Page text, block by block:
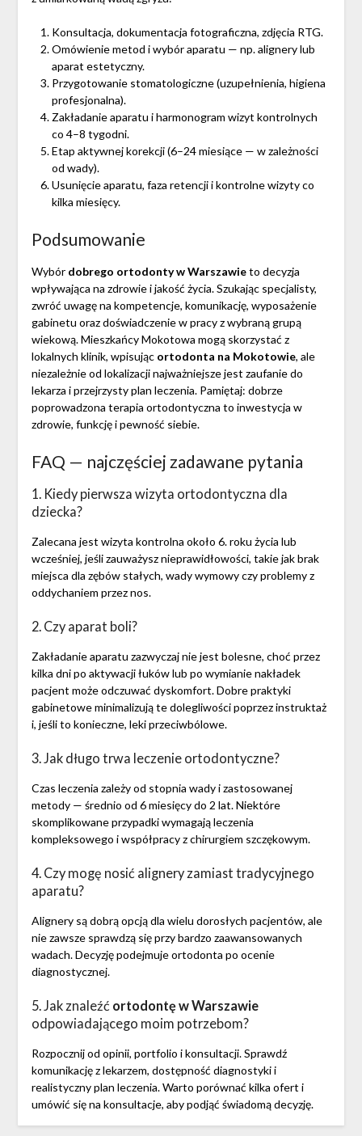
Konsultacja, dokumentacja fotograficzna, zdjęcia RTG.
Omówienie metod i wybór aparatu — np. alignery lub
aparat estetyczny.
Przygotowanie stomatologiczne (uzupełnienia, higiena
profesjonalna).
Zakładanie aparatu i harmonogram wizyt kontrolnych
co 4–8 tygodni.
Etap aktywnej korekcji (6–24 miesiące — w zależności
od wady).
Usunięcie aparatu, faza retencji i kontrolne wizyty co
kilka miesięcy.
Podsumowanie
Wybór dobrego ortodonty w Warszawieto decyzja
wpływająca na zdrowie i jakość życia. Szukając specjalisty,
zwróć uwagę na kompetencje, komunikację, wyposażenie
gabinetu oraz doświadczenie w pracy z wybraną grupą
wiekową. Mieszkańcy Mokotowa mogą skorzystać z
lokalnych klinik, wpisując ortodonta na Mokotowie, ale
niezależnie od lokalizacji najważniejsze jest zaufanie do
lekarza i przejrzysty plan leczenia. Pamiętaj: dobrze
poprowadzona terapia ortodontyczna to inwestycja w
zdrowie, funkcję i pewność siebie.
FAQ — najczęściej zadawane pytania
1. Kiedy pierwsza wizyta ortodontyczna dla
dziecka?
Zalecana jest wizyta kontrolna około 6. roku życia lub
wcześniej, jeśli zauważysz nieprawidłowości, takie jak brak
miejsca dla zębów stałych, wady wymowy czy problemy z
oddychaniem przez nos.
2. Czy aparat boli?
Zakładanie aparatu zazwyczaj nie jest bolesne, choć przez
kilka dni po aktywacji łuków lub po wymianie nakładek
pacjent może odczuwać dyskomfort. Dobre praktyki
gabinetowe minimalizują te dolegliwości poprzez instruktaż
i, jeśli to konieczne, leki przeciwbólowe.
3. Jak długo trwa leczenie ortodontyczne?
Czas leczenia zależy od stopnia wady i zastosowanej
metody — średnio od 6 miesięcy do 2 lat. Niektóre
skomplikowane przypadki wymagają leczenia
kompleksowego i współpracy z chirurgiem szczękowym.
4. Czy mogę nosić alignery zamiast tradycyjnego
aparatu?
Alignery są dobrą opcją dla wielu dorosłych pacjentów, ale
nie zawsze sprawdzą się przy bardzo zaawansowanych
wadach. Decyzję podejmuje ortodonta po ocenie
diagnostycznej.
5. Jak znaleźć ortodontę w Warszawie
odpowiadającego moim potrzebom?
Rozpocznij od opinii, portfolio i konsultacji. Sprawdź
komunikację z lekarzem, dostępność diagnostyki i
realistyczny plan leczenia. Warto porównać kilka ofert i
umówić się na konsultacje, aby podjąć świadomą decyzję.